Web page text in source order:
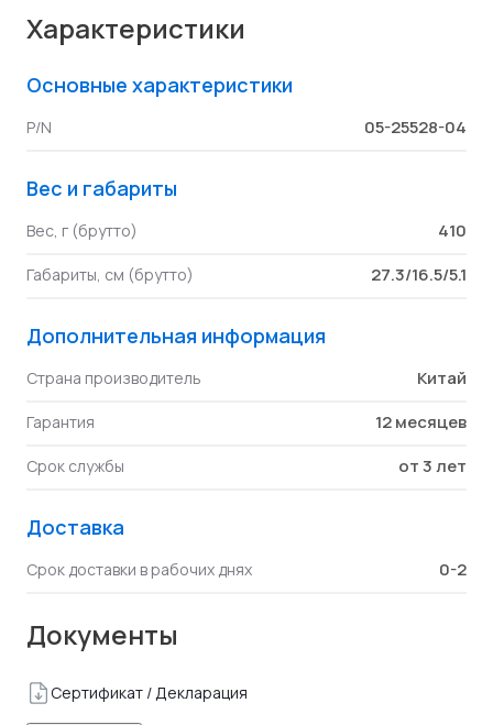
Характеристики
Основные характеристики
P/N 05-25528-04
Вес и габариты
Вес, г (брутто) 410
Габариты, см (брутто) 27.3/16.5/5.1
Дополнительная информация
Страна производитель Китай
Гарантия 12 месяцев
Срок службы от 3 лет
Доставка
Срок доставки в рабочих днях 0-2
Документы
Сертификат / Декларация